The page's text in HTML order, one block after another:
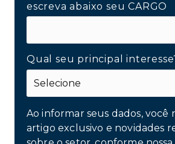
escreva abaixo seu CARGO
Qual seu principal
Ao informar seus dados, você
artigo exclusivo e novidades